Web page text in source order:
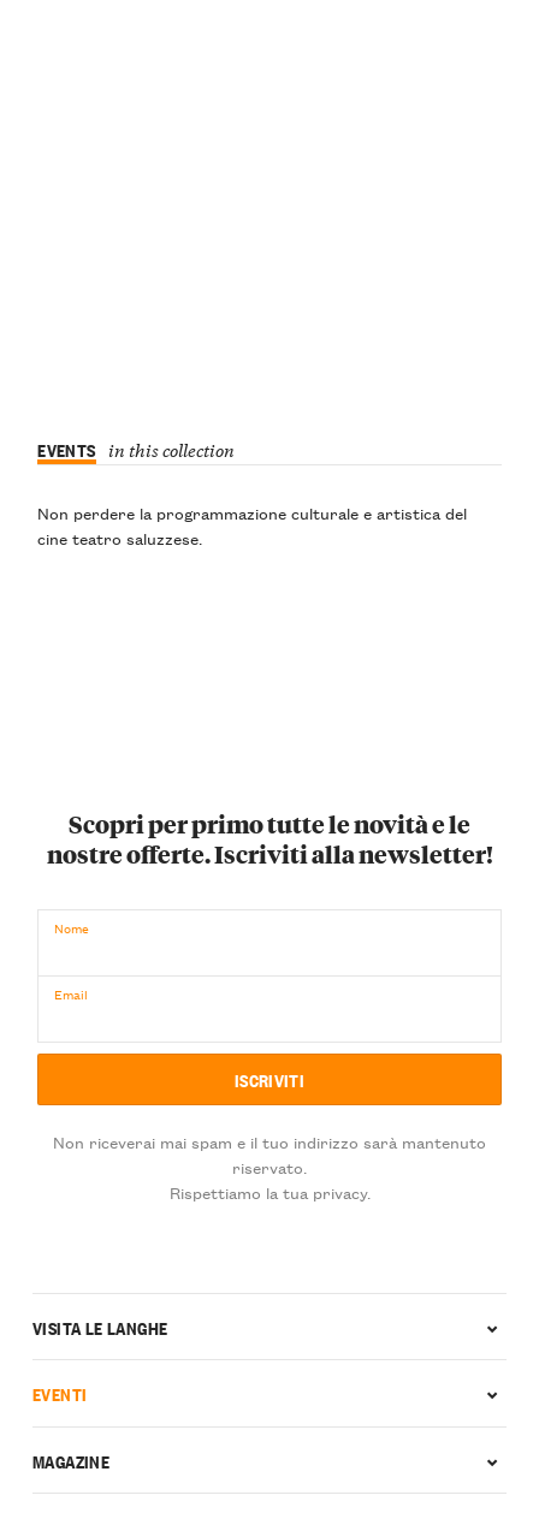
EVENTS in this collection
Non perdere la programmazione culturale e artistica del
cine teatro saluzzese.
Scopri per primo tutte le novità e le
nostre offerte. Iscriviti alla newsletter!
Nome
Email
Non riceverai mai spam e il tuo indirizzo sarà mantenuto
riservato.
Rispettiamo la tua privacy.
VISITA LE LANGHE
EVENTI
MAGAZINE